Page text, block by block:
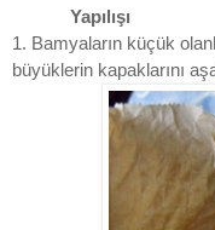
Yapılışı
1. Bamyaların küçük
büyüklerin kapaklarını